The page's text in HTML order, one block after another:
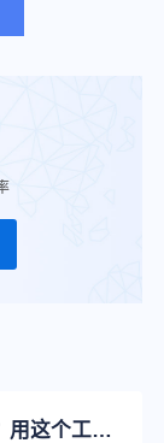
链接太多眼花缭乱？用这个工具，一键快速查找